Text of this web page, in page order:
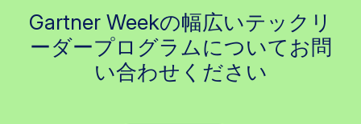
Gartner Weekの幅広いテックリ
ーダープログラムについてお問
い合わせください